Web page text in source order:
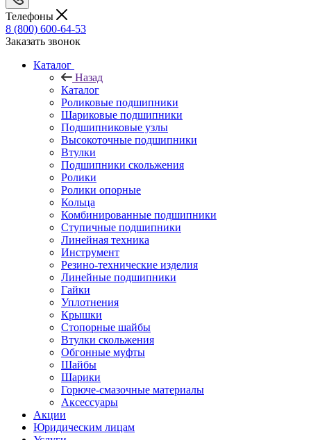
Телефоны
8 (800) 600-64-53
Заказать звонок
Каталог
Назад
Каталог
Роликовые подшипники
Шариковые подшипники
Подшипниковые узлы
Высокоточные подшипники
Втулки
Подшипники скольжения
Ролики
Ролики опорные
Кольца
Комбинированные подшипники
Ступичные подшипники
Линейная техника
Инструмент
Резино-технические изделия
Линейные подшипники
Гайки
Уплотнения
Крышки
Стопорные шайбы
Втулки скольжения
Обгонные муфты
Шайбы
Шарики
Горюче-смазочные материалы
Аксессуары
Акции
Юридическим лицам